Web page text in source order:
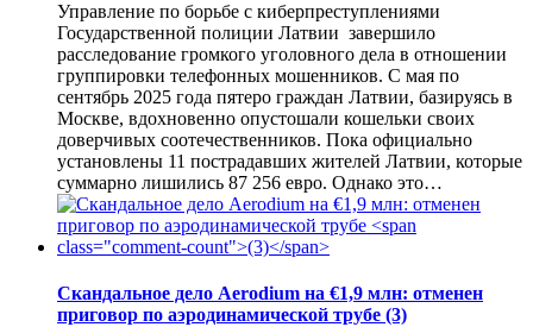
Управление по борьбе с киберпреступлениями
Государственной полиции Латвии завершило
расследование громкого уголовного дела в отношении
группировки телефонных мошенников. С мая по
сентябрь 2025 года пятеро граждан Латвии, базируясь в
Москве, вдохновенно опустошали кошельки своих
доверчивых соотечественников. Пока официально
установлены 11 пострадавших жителей Латвии, которые
суммарно лишились 87 256 евро. Однако это…
Скандальное дело Aerodium на €1,9 млн: отменен
приговор по аэродинамической трубе (3)